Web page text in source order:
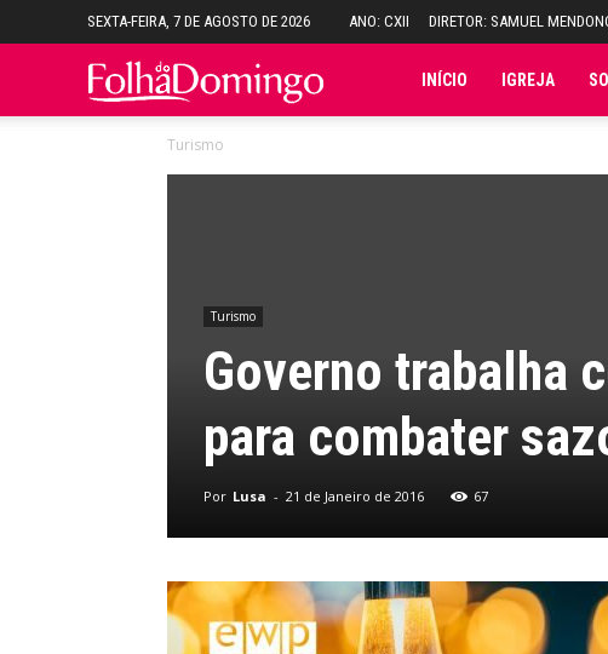
SEXTA-FEIRA, 7 DE AGOSTO DE 2026 ANO: CXII DIRETOR: SAMUEL
Folha INÍCIO IGREJA
Turismo
Turismo
Governo trabalha
para combater
Por Lusa - 21 de Janeiro de 2016 67